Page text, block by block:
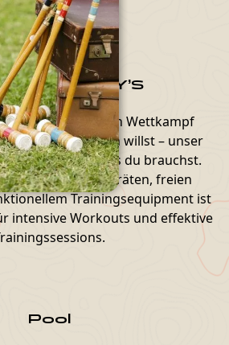
by HARDY’S
für den nächsten Wettkampf
nur fit bleiben willst – unser
bietet alles, was du brauchst.
hochwertigen Geräten, freien
Trainingsequipment ist
intensive Workouts und effektive
Pool